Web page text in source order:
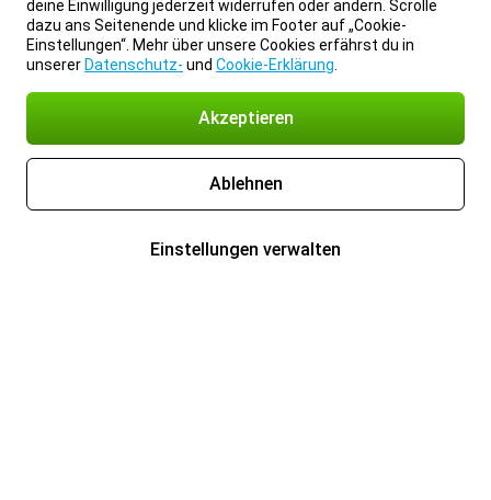
deine Einwilligung jederzeit widerrufen oder ändern. Scrolle
dazu ans Seitenende und klicke im Footer auf „Cookie-
Einstellungen“. Mehr über unsere Cookies erfährst du in
unserer Datenschutz- und Cookie-Erklärung
Akzeptieren
Ablehnen
Einstellungen verwalten